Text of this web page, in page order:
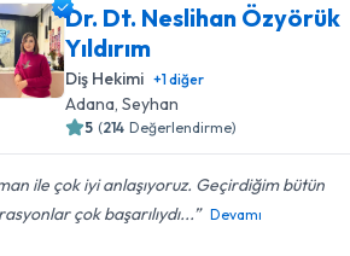
Dr. Dt. Neslihan Özyörük
Yıldırım
Diş Hekimi +1diğer
Adana , Seyhan
5 (214 Değerlendirme)
ile çok iyi anlaşıyoruz. Geçirdiğim bütün
çok başarılıydı...
Devamı